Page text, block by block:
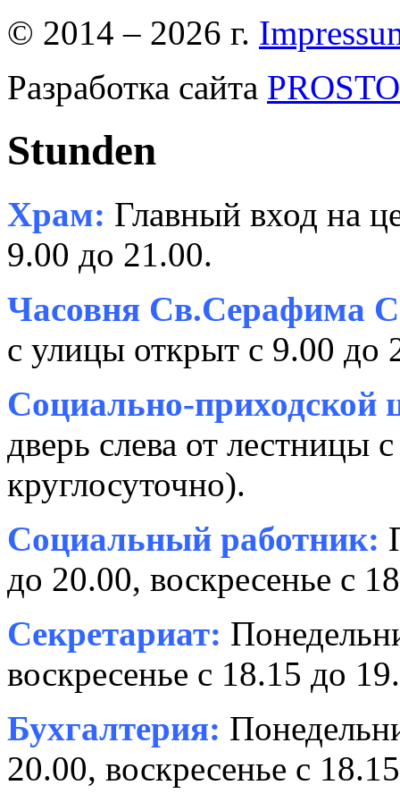
© 2014 – 2026 г.
Разработка сайта
Stunden
Храм: Главный вход на
9.00 до 21.00.
Часовня Св.Серафима
с улицы открыт с 9.00 до
Социально-приходской
дверь слева от лестницы
круглосуточно).
Социальный работник:
до 20.00, воскресенье с
Секретариат:
воскресенье с 18.15 до
Бухгалтерия:
20.00, воскресенье с